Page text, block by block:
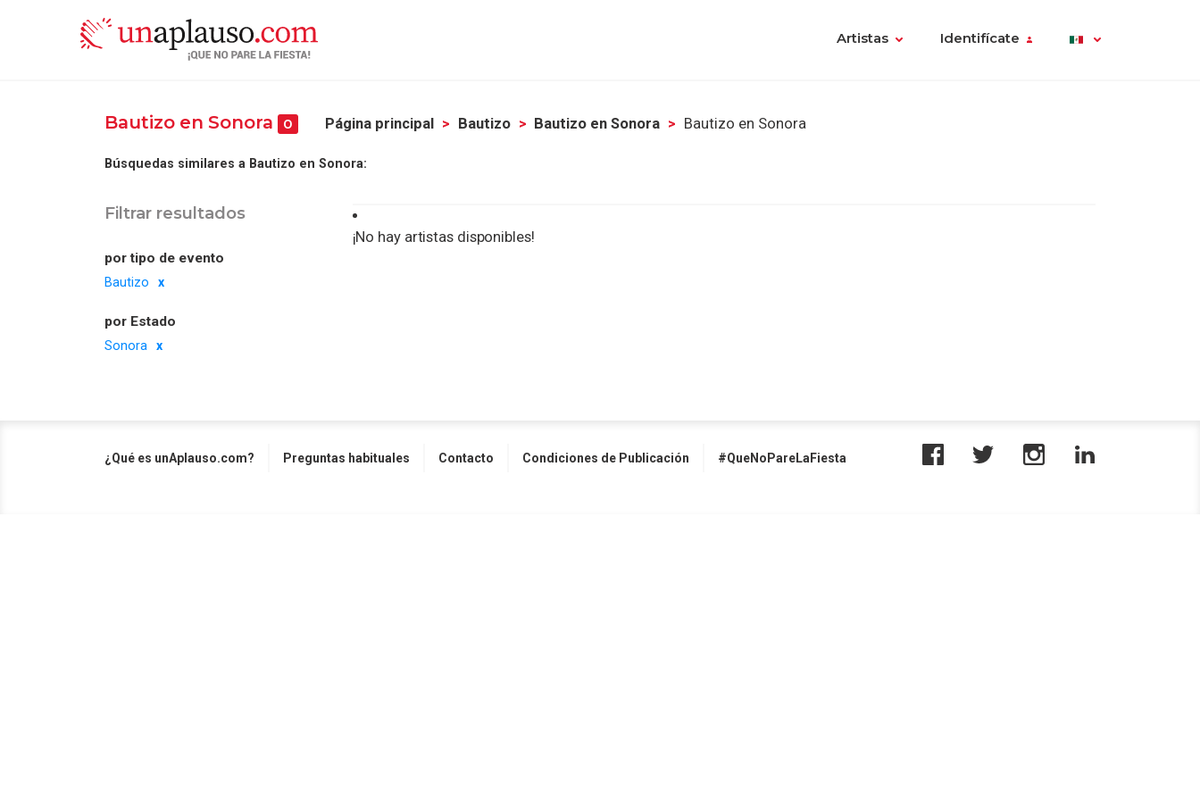
Artistas Identifícate
Bautizo en Sonora 0 Página principal Bautizo Bautizo en Sonora Bautizo en Sonora
Búsquedas similares a Bautizo en Sonora:
Filtrar resultados
por tipo de evento
Bautizo
por Estado
Sonora
¡No hay artistas disponibles!
¿Qué es unAplauso.com? Preguntas habituales Contacto Condiciones de Publicación #QueNoPareLaFiesta